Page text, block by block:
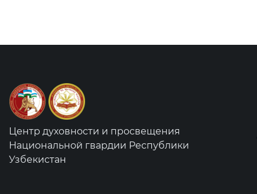
Центр духовности и просвещения
Национальной гвардии Республики
Узбекистан